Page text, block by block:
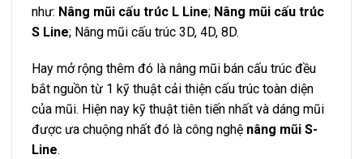
như: Nâng mũi cấu trúc L Line; Nâng mũi cấu trúc
S Line; Nâng mũi cấu trúc 3D, 4D, 8D.
Hay mở rộng thêm đó là nâng mũi bán cấu trúc đều
bắt nguồn từ 1 kỹ thuật cải thiện cấu trúc toàn diện
của mũi. Hiện nay kỹ thuật tiên tiến nhất và dáng mũi
được ưa chuộng nhất đó là công nghệ nâng mũi S-
Line.